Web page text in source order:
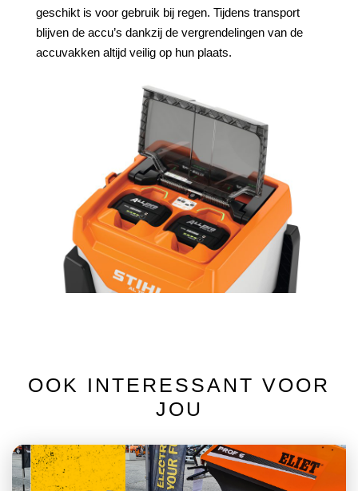
geschikt is voor gebruik bij regen. Tijdens transport
blijven de accu’s dankzij de vergrendelingen van de
accuvakken altijd veilig op hun plaats.
OOK INTERESSANT VOOR
JOU